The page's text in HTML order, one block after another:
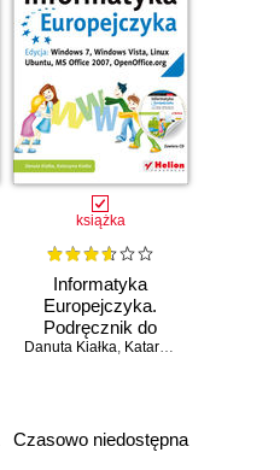
książka
Informatyka
Europejczyka.
Podręcznik do
zajęć
Edycja: Windows
7, Windows Vista,
Danuta Kiałka, Katarzyna Kiałka
Czasowo niedostępna